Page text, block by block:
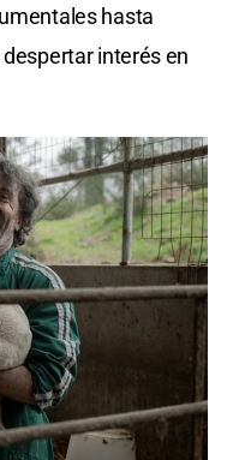
hasta
interés en